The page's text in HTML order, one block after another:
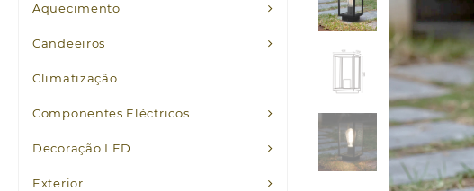
Aquecimento
Candeeiros
Climatização
Componentes Eléctricos
Decoração LED
Exterior